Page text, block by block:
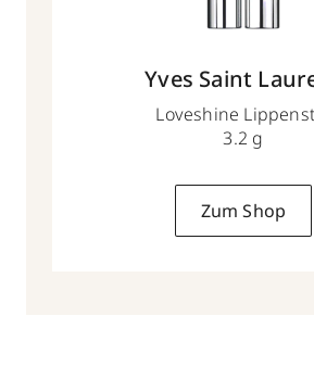
Yves Saint
Loveshine
3.2 g
Zum Shop